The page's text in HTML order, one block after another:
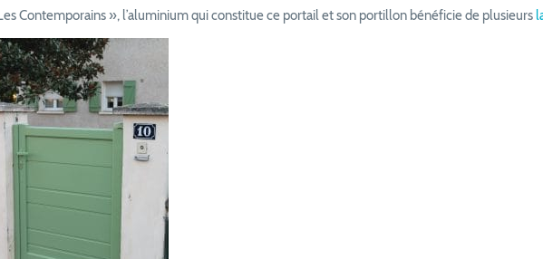
Contemporains », l’aluminium qui constitue ce portail et son portillon bénéficie de plusieurs